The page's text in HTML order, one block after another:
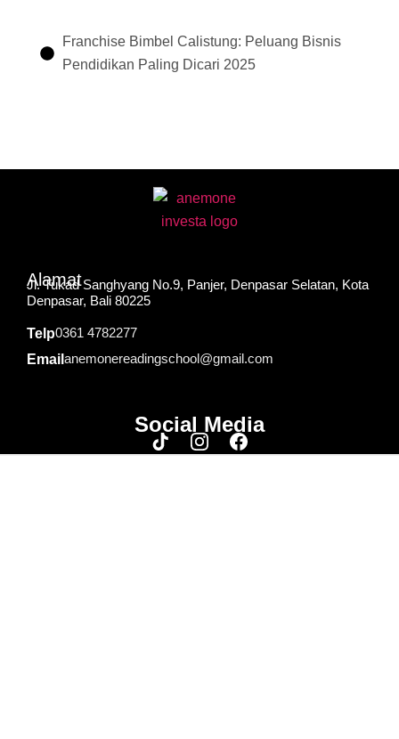
Franchise Bimbel Calistung: Peluang Bisnis
Pendidikan Paling Dicari 2025
Alamat
Jl. Tukad Sanghyang No.9, Panjer, Denpasar Selatan, Kota
Denpasar, Bali 80225
Telp0361 4782277
Email anemonereadingschool@gmail.com
Social Media